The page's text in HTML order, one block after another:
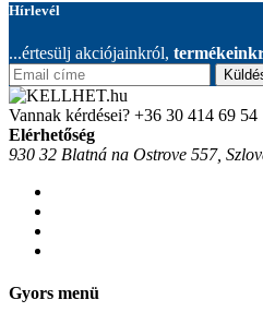
Hírlevél
...értesülj akciójainkról,
Vannak kérdései? +36 30 414 69 54
Elérhetőség
930 32 Blatná na Ostrove 557,
Gyors menü